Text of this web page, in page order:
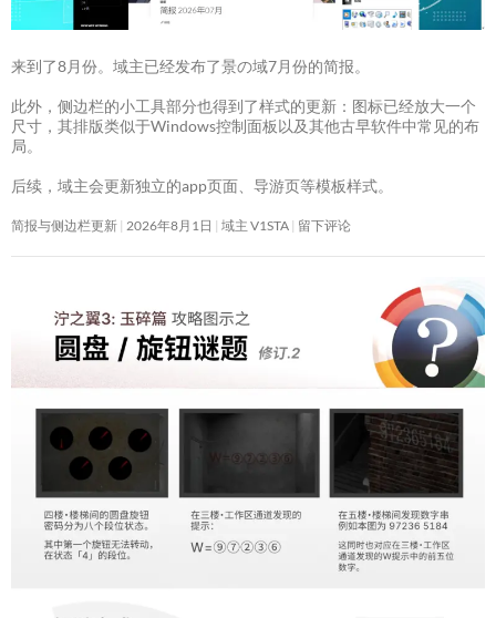
来到了8月份。域主已经发布了景の域7月份的简报。
此外，侧边栏的小工具部分也得到了样式的更新：图标已经放大一个
尺寸，其排版类似于Windows控制面板以及其他古早软件中常见的布
局。
后续，域主会更新独立的app页面、导游页等模板样式。
简报与侧边栏更新 2026年8月1日 域主 V1STA 留下评论